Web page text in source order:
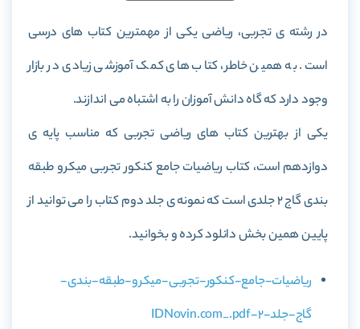
در رشته ی تجربی، ریاضی یکی از مهمترین کتاب های درسی
است. به همین خاطر، کتاب های کمک آموزشی زیادی در بازار
وجود دارد که گاه دانش آموزان را به اشتباه می اندازند.
یکی از بهترین کتاب های ریاضی تجربی که مناسب پایه ی
دوازدهم است، کتاب ریاضیات جامع کنکور تجربی میکرو طبقه
بندی گاج 2 جلدی
است که نمونه ی جلد دوم کتاب را می توانید از
پایین همین بخش دانلود کرده و بخوانید.
ریاضیات-جامع-کنکور-تجربی-میکرو-طبقه-بندی-
گاج-جلد-2-IDNovin.com_.pdf